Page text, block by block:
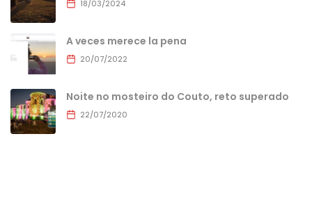
18/03/2024
A veces merece la pena
20/07/2022
Noite no mosteiro do Couto, reto superado
22/07/2020